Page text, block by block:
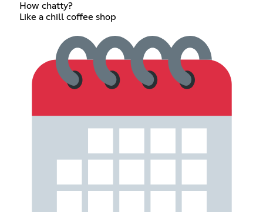
How chatty?
Like a chill coffee shop